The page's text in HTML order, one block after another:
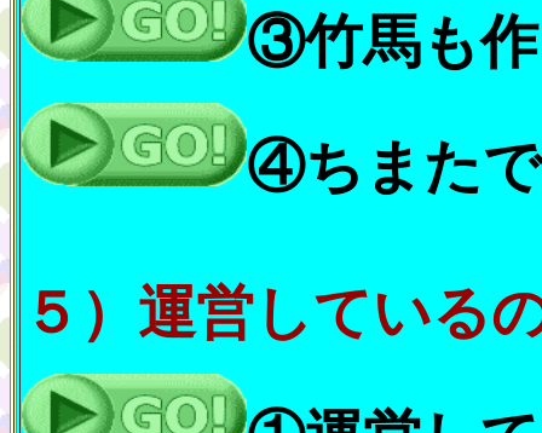
③竹馬も
④ちまたで
５）運営している